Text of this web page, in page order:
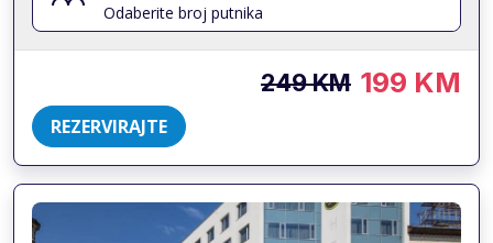
Odaberite broj putnika
249 KM 199 KM
REZERVIRAJTE